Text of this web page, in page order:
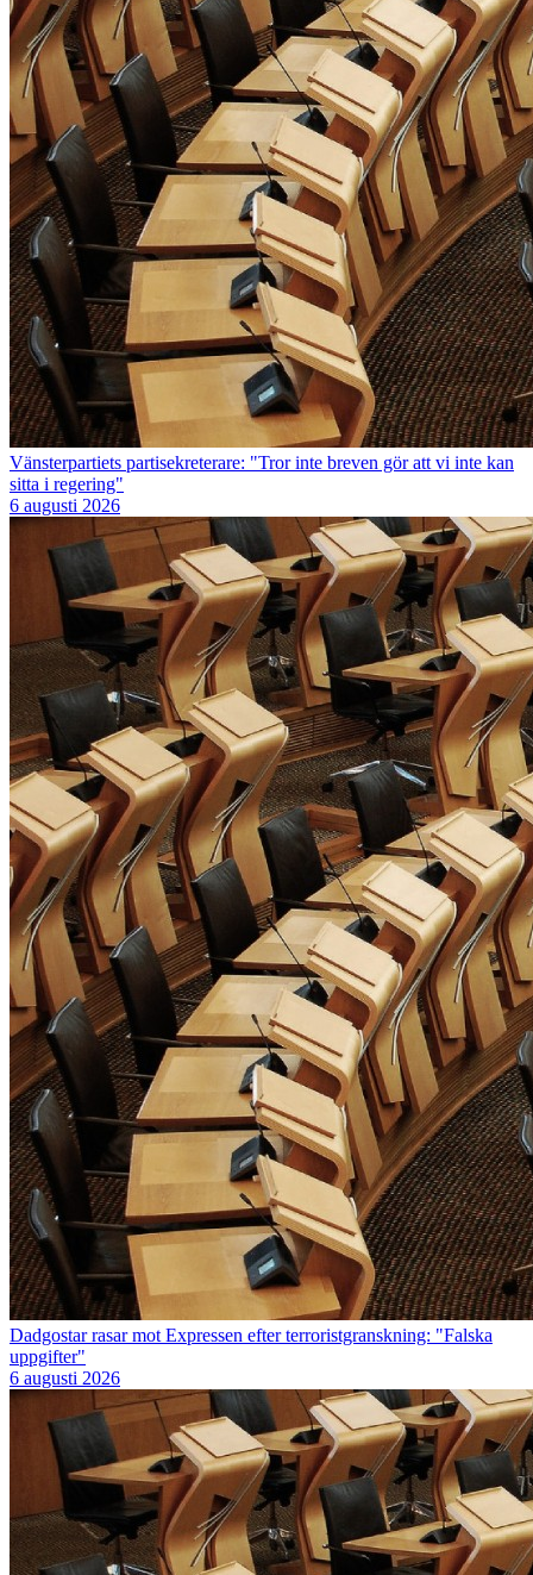
Vänsterpartiets partisekreterare: "Tror inte breven gör att vi inte kan
sitta i regering"
6 augusti 2026
Dadgostar rasar mot Expressen efter terroristgranskning: "Falska
uppgifter"
6 augusti 2026